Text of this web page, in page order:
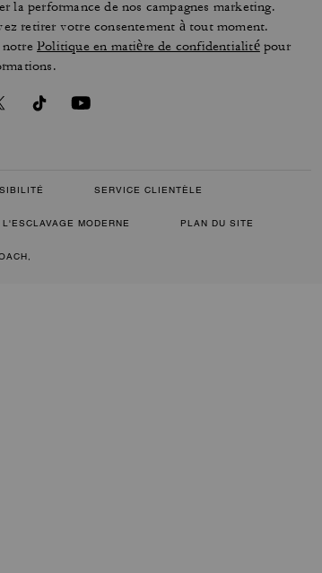
la performance de nos campagnes marketing.
retirer votre consentement à tout moment.
notrePolitique en matière de confidentialitépour
SERVICE CLIENTÈLE
MODERNE PLAN DU SITE